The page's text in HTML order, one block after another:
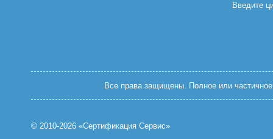
Введите
Все права защищены. Полное или частичное
© 2010-2026 «Сертификация Сервис»